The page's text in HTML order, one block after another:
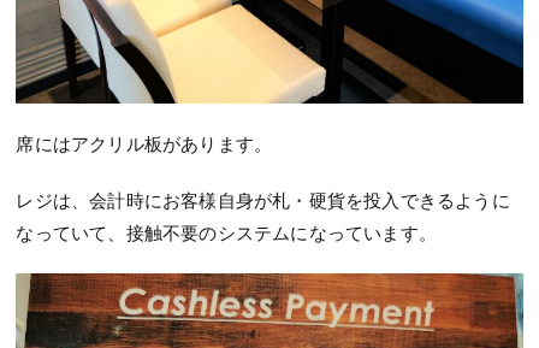
席にはアクリル板があります。
レジは、会計時にお客様自身が札・硬貨を投入できるように
なっていて、接触不要のシステムになっています。